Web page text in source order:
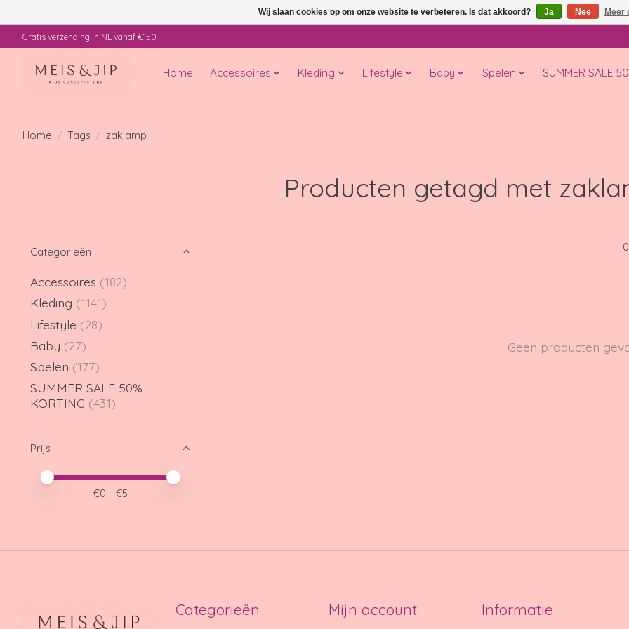
Gratis verzending in NL vanaf €150
Home Accessoires Kleding Lifestyle Baby Spelen SUMMER SALE
Home / Tags / zaklamp
Producten getagd met
Categorieën
Accessoires (182)
Kleding (1141)
Lifestyle (28)
Baby (27)
Spelen (177)
SUMMER SALE 50%
KORTING (431)
Prijs
Minimale prijswaarde
Price maximum value
€0 - €5
Geen producten
Categorieën Mijn account Informatie
Wij slaan cookies op om onze website te verbeteren. Is dat akkoord? Ja Nee Meer